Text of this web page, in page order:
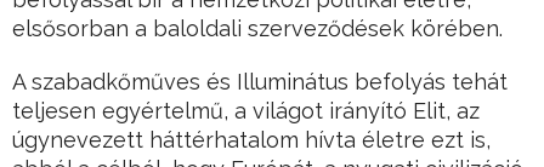
elsősorban a baloldali szerveződések körében.
A szabadkőműves és Illuminátus befolyás tehát
teljesen egyértelmű, a világot irányító Elit, az
úgynevezett háttérhatalom hívta életre ezt is,